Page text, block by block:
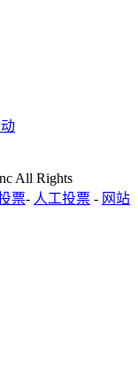
All Rights
票- 人工投票 - 网站